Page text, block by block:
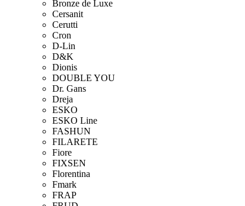
Bronze de Luxe
Cersanit
Cerutti
Cron
D-Lin
D&K
Dionis
DOUBLE YOU
Dr. Gans
Dreja
ESKO
ESKO Line
FASHUN
FILARETE
Fiore
FIXSEN
Florentina
Fmark
FRAP